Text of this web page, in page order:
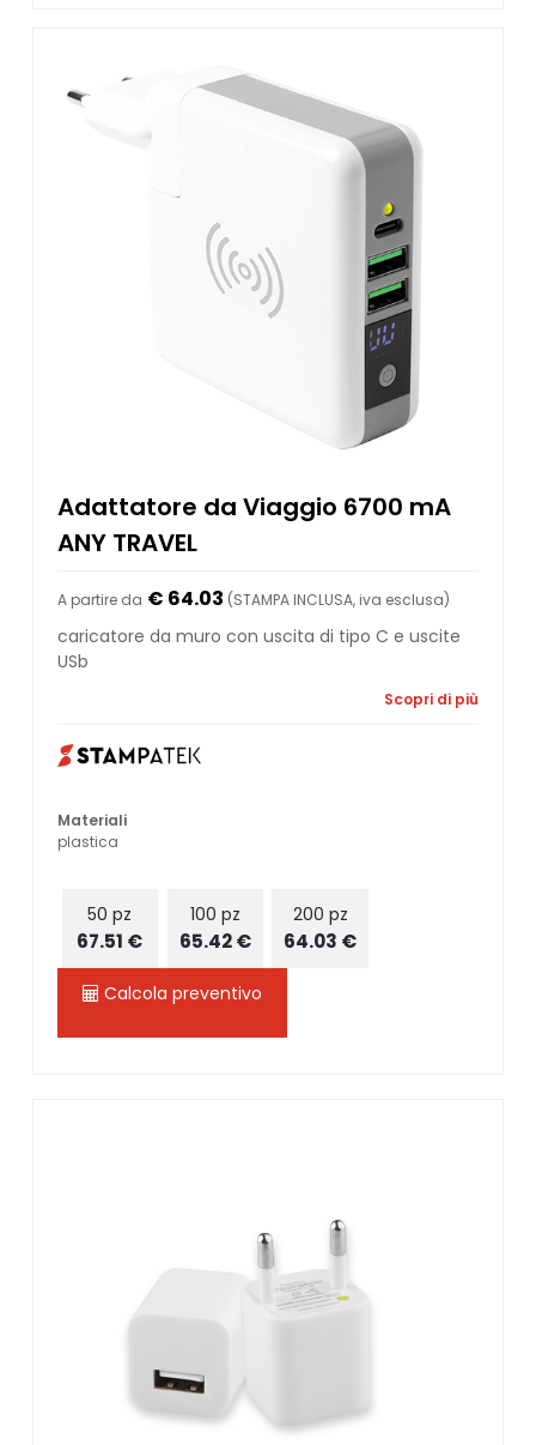
Adattatore da Viaggio 6700 mA
ANY TRAVEL
A partire da € 64.03 (STAMPA INCLUSA, iva esclusa)
caricatore da muro con uscita di tipo C e uscite
USb
Scopri di più
Materiali
plastica
50 pz
67.51 €
100 pz
65.42 €
200 pz
64.03 €
Calcola preventivo